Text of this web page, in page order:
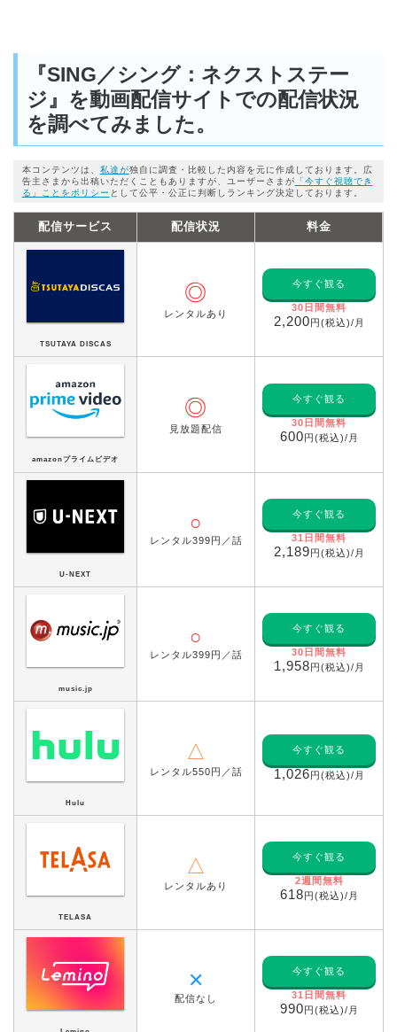
『SING／シング：ネクストステー
ジ』を動画配信サイトでの配信状況
を調べてみました。
本コンテンツは、 私達が独自に調査・比較した内容を元に作成しております。広
告主さまから出稿いただくこともありますが、ユーザーさまが 「今すぐ視聴でき
る」ことをポリシー として公平・公正に判断しランキング決定しております。
配信サービス 配信状況 料金
TSUTAYA DISCAS
◎
レンタルあり
今すぐ観る
30日間無料
2,200円(税込)/月
amazonプライムビデオ
◎
見放題配信
今すぐ観る
30日間無料
600円(税込)/月
U-NEXT
○
レンタル399円／話
今すぐ観る
31日間無料
2,189円(税込)/月
music.jp
○
レンタル399円／話
今すぐ観る
30日間無料
1,958円(税込)/月
Hulu
△
レンタル550円／話
今すぐ観る
1,026円(税込)/月
TELASA
△
レンタルあり
今すぐ観る
2週間無料
618円(税込)/月
✕
配信なし
今すぐ観る
31日間無料
990円(税込)/月